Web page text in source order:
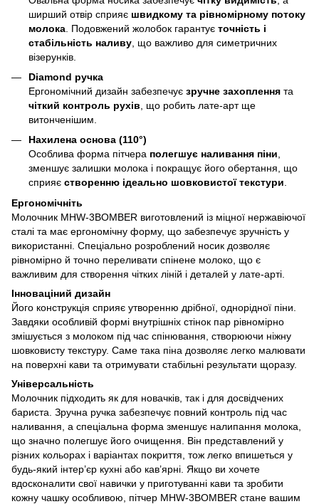
ширший отвір сприяє швидкому та рівномірному потоку
молока . Подовжений жолобок гарантує точність і
стабільність наливу , що важливо для симетричних
візерунків.
Diamond ручка
Ергономічний дизайн забезпечує зручне захоплення та
чіткий контроль рухів , що робить лате-арт ще
витонченішим.
Нахилена основа (110°)
Особлива форма пітчера полегшує наливання піни,
зменшує залишки молока і покращує його обертання, що
сприяє створенню ідеально шовковистої текстури.
Ергономічніть
Молочник MHW-3BOMBER виготовлений із міцної нержавіючої
сталі та має ергономічну форму, що забезпечує зручність у
використанні. Спеціально розроблений носик дозволяє
рівномірно й точно переливати спінене молоко, що є
важливим для створення чітких ліній і деталей у лате-арті.
Інноваціний дизайн
Його конструкція сприяє утворенню дрібної, однорідної піни.
Завдяки особливій формі внутрішніх стінок пар рівномірно
змішується з молоком під час спінювання, створюючи ніжну
шовковисту текстуру. Саме така піна дозволяє легко малювати
на поверхні кави та отримувати стабільні результати щоразу.
Універсальність
Молочник підходить як для новачків, так і для досвідчених
бариста. Зручна ручка забезпечує повний контроль під час
наливання, а спеціальна форма зменшує налипання молока,
що значно полегшує його очищення. Він представлений у
різних кольорах і варіантах покриття, тож легко впишеться у
будь-який інтер’єр кухні або кав’ярні. Якщо ви хочете
вдосконалити свої навички у приготуванні кави та зробити
кожну чашку особливою, пітчер MHW-3BOMBER стане вашим